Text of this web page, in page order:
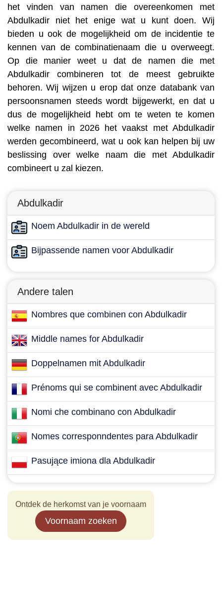
het vinden van namen die overeenkomen met
Abdulkadir niet het enige wat u kunt doen. Wij
bieden u ook de mogelijkheid om de incidentie te
kennen van de combinatienaam die u overweegt.
Op die manier weet u dat de namen die met
Abdulkadir combineren tot de meest gebruikte
behoren. Wij wijzen u erop dat onze databank van
persoonsnamen steeds wordt bijgewerkt, en dat u
dus de mogelijkheid hebt om te weten te komen
welke namen in 2026 het vaakst met Abdulkadir
werden gecombineerd, wat u ook kan helpen bij uw
beslissing over welke naam die met Abdulkadir
combineert u zal kiezen.
Abdulkadir
Noem Abdulkadir in de wereld
Bijpassende namen voor Abdulkadir
Andere talen
Nombres que combinen con Abdulkadir
Middle names for Abdulkadir
Doppelnamen mit Abdulkadir
Prénoms qui se combinent avec Abdulkadir
Nomi che combinano con Abdulkadir
Nomes corresponndentes para Abdulkadir
Pasujące imiona dla Abdulkadir
Ontdek de herkomst van je voornaam
Voornaam zoeken